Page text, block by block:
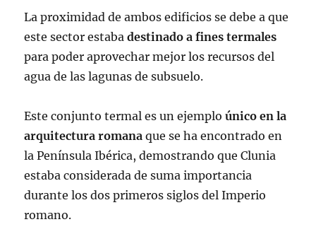
La proximidad de ambos edificios se debe a que
este sector estabadestinado a fines termales
para poder aprovechar mejor los recursos del
agua de las lagunas de subsuelo.
Este conjunto termal es un ejemploúnico en la
arquitectura romana que se ha encontrado en
la Península Ibérica, demostrando que Clunia
estaba considerada de suma importancia
durante los dos primeros siglos del Imperio
romano.